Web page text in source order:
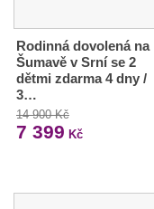
Rodinná dovolená na
Šumavě v Srní se 2
dětmi zdarma 4 dny /
3…
14 900 Kč
7 399 Kč